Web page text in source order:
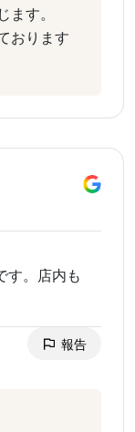
す。
おります
す。店内も
報告